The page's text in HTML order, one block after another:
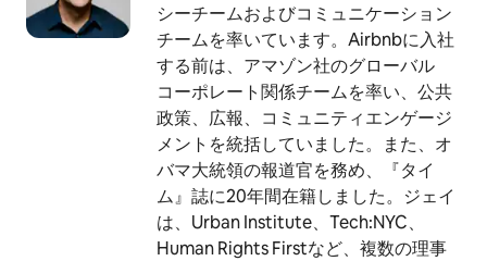
シーチームおよびコミュニケーション
チームを率いています。Airbnbに入社
する前は、アマゾン社のグローバル
コーポレート関係チームを率い、公共
政策、広報、コミュニティエンゲージ
メントを統括していました。また、オ
バマ大統領の報道官を務め、『タイ
ム』誌に20年間在籍しました。ジェイ
は、Urban Institute、Tech:NYC、
Human Rights Firstなど、複数の理事